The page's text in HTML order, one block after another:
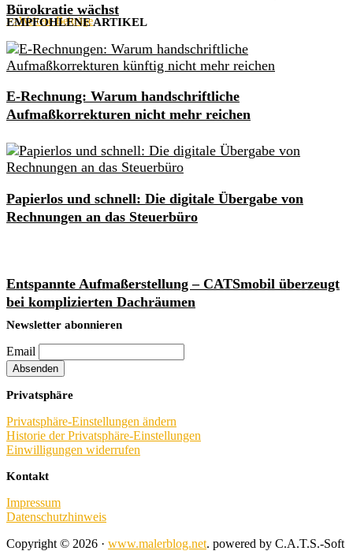
Bürokratie wächst
>>Weitere Beiträge
EMPFOHLENE ARTIKEL
E-Rechnung: Warum handschriftliche
Aufmaßkorrekturen nicht mehr reichen
Papierlos und schnell: Die digitale Übergabe von
Rechnungen an das Steuerbüro
Entspannte Aufmaßerstellung – CATSmobil überzeugt
bei komplizierten Dachräumen
Footer
Newsletter abonnieren
Email
Privatsphäre
Privatsphäre-Einstellungen ändern
Historie der Privatsphäre-Einstellungen
Einwilligungen widerrufen
Kontakt
Impressum
Datenschutzhinweis
Copyright © 2026 · www.malerblog.net. powered by C.A.T.S.-Soft